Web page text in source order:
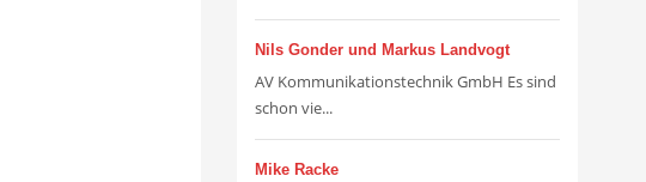
Nils Gonder und Markus Landvogt
AV Kommunikationstechnik GmbH Es sind
schon vie...
Mike Racke